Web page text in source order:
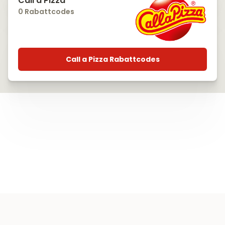
0 Rabattcodes
Call a Pizza Rabattcodes